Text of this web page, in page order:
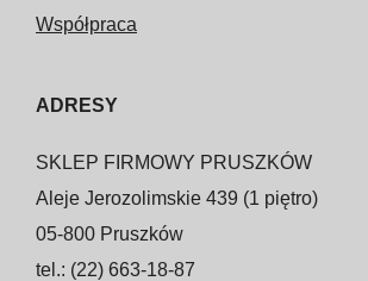
Współpraca
ADRESY
SKLEP FIRMOWY PRUSZKÓW
Aleje Jerozolimskie 439 (1 piętro)
05-800 Pruszków
tel.: (22) 663-18-87